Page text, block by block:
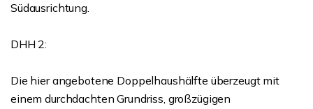
Südausrichtung.
DHH 2:
Die hier angebotene Doppelhaushälfte überzeugt mit
einem durchdachten Grundriss, großzügigen